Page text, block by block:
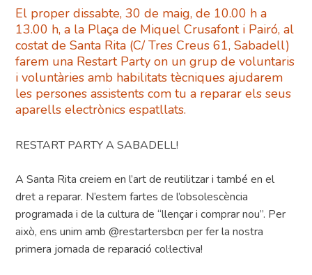
El proper dissabte, 30 de maig, de 10.00 h a
13.00 h, a la Plaça de Miquel Crusafont i Pairó, al
costat de Santa Rita (C/ Tres Creus 61, Sabadell)
farem una Restart Party on un grup de voluntaris
i voluntàries amb habilitats tècniques ajudarem
les persones assistents com tu a reparar els seus
aparells electrònics espatllats.
RESTART PARTY A SABADELL!
A Santa Rita creiem en l’art de reutilitzar i també en el
dret a reparar. N’estem fartes de l’obsolescència
programada i de la cultura de “llençar i comprar nou”. Per
això, ens unim amb @restartersbcn per fer la nostra
primera jornada de reparació col·lectiva!